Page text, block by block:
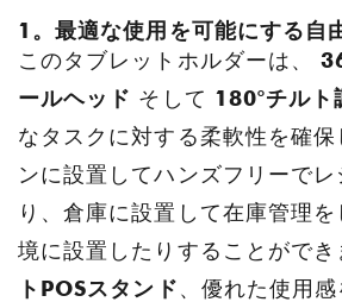
1。最適な使用を可能にする自
このタブレットホルダーは、
ールヘッド そして 180°チルト
なタスクに対する柔軟性を確
ンに設置してハンズフリーで
り、倉庫に設置して在庫管理
境に設置したりすることができ
トPOSスタンド、優れた使用感